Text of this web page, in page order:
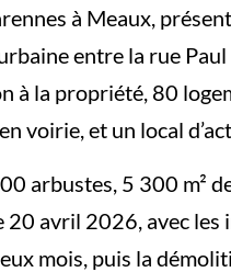
à Meaux,
entre la rue Paul
à la propriété, 80
voirie, et un local
arbustes, 5 300 m²
avril 2026, avec les
mois, puis la